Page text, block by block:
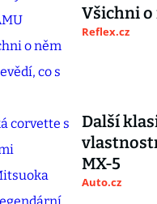
Všichni o
Reflex.cz
Další
MX-5
Auto.cz